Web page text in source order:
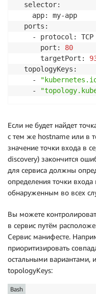
  selector:
    app: my-app
  ports:
    - protocol: TCP
      port:
80
      targetPort:
  topologyKeys:
    -
    -
Если не будет найдет
с тем же hostname или в
значение точки входа в
discovery) закончится
для сервиса должны
определения точки
обнаруженным во всех
Вы можете
в сервис путём
Сервис манифесте.
приоритизировать
остальными вариантами,
topologyKeys:
Bash